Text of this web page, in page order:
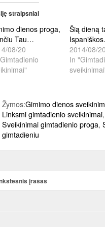
(Opens
in
new
(Opens
in
new
straipsniai
dienos proga,
Tau…
08/20
Šią dieną
2014/08/
In
Žymos:Gimimo dienos
Linksmi gimtadienio sveikinimai
Sveikinimai gimtadienio proga,
gimtadieniu
įrašas